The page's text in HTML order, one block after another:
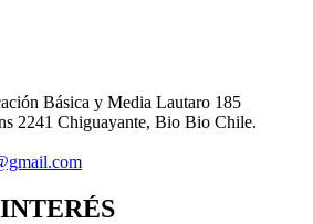
Básica y Media Lautaro 185
2241 Chiguayante, Bio Bio Chile.